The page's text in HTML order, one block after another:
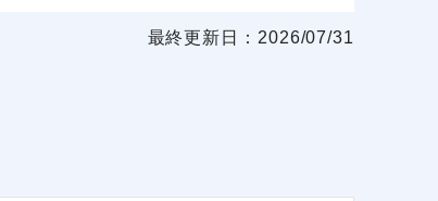
最終更新日：2026/07/31